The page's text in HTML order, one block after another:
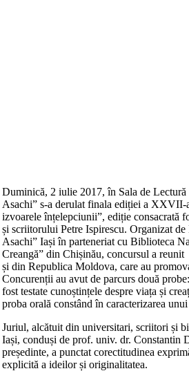
Duminică, 2 iulie 2017, în Sala de
Asachi” s-a derulat finala ediției a XXVII-
izvoarele înțelepciunii”, ediție consacrată
și scriitorului Petre Ispirescu. Organizat
Asachi” Iași în parteneriat cu Biblioteca
Creangă” din Chișinău, concursul a
și din Republica Moldova, care au
Concurenții au avut de parcurs două
fost testate cunoștințele despre viața și
proba orală constând în caracterizarea
Juriul, alcătuit din universitari, scriitori și
Iași, conduși de prof. univ. dr. Constantin
președinte, a punctat corectitudinea
explicită a ideilor și originalitatea.